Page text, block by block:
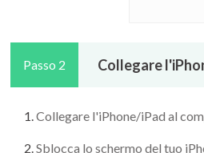
Passo 2 Collegare
Collegare l'iPhone/iPad al
Sblocca lo schermo del tuo